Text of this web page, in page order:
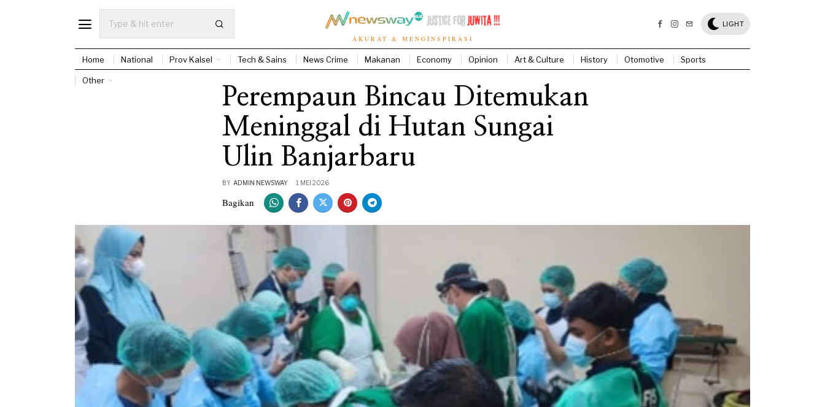
AKURAT & MENGINSPIRASI
LIGHT
Home National Prov Kalsel Tech & Sains News Crime Makanan Economy Opinion Art & Culture History Otomotive Sports
Other
Perempaun Bincau Ditemukan
Meninggal di Hutan Sungai
Ulin Banjarbaru
BY ADMIN NEWSWAY 1 MEI 2026
Bagikan